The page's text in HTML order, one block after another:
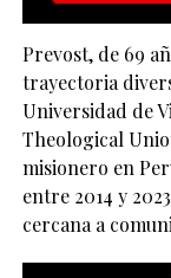
Prevost, de 69
trayectoria
Universidad de
Theological
misionero en
entre 2014 y
cercana a